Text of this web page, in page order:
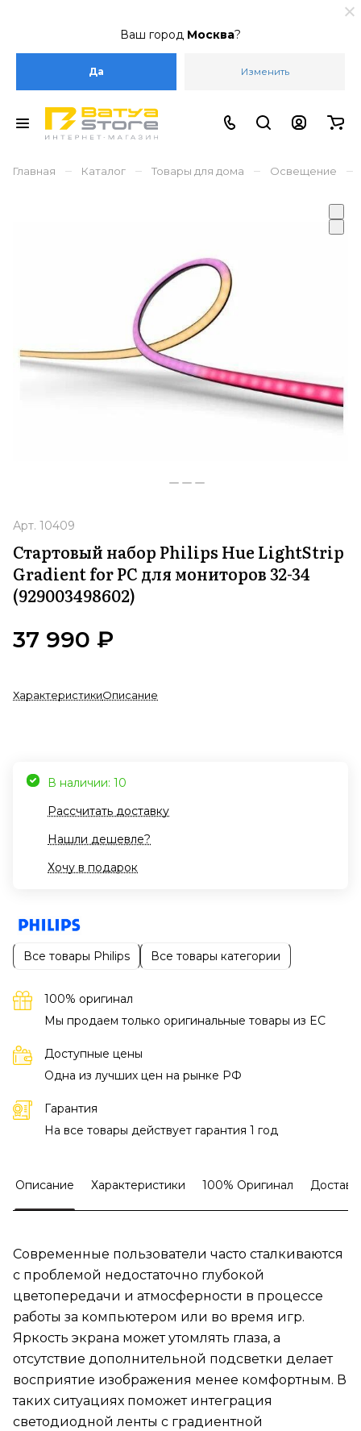
Ваш город Москва?
Да Изменить
Главная – Каталог – Товары для дома – Освещение –
Арт. 10409
Стартовый набор Philips Hue LightStrip
Gradient for PC для мониторов 32-34
(929003498602)
37 990 ₽
ХарактеристикиОписание
В наличии: 10
Рассчитать доставку
Нашли дешевле?
Хочу в подарок
Все товары Philips Все товары категории
100% оригинал
Мы продаем только оригинальные товары из EC
Доступные цены
Одна из лучших цен на рынке РФ
Гарантия
На все товары действует гарантия 1 год
Описание Характеристики 100% Оригинал
Современные пользователи часто сталкиваются
с проблемой недостаточно глубокой
цветопередачи и атмосферности в процессе
работы за компьютером или во время игр.
Яркость экрана может утомлять глаза, а
отсутствие дополнительной подсветки делает
восприятие изображения менее комфортным. В
таких ситуациях поможет интеграция
светодиодной ленты с градиентной